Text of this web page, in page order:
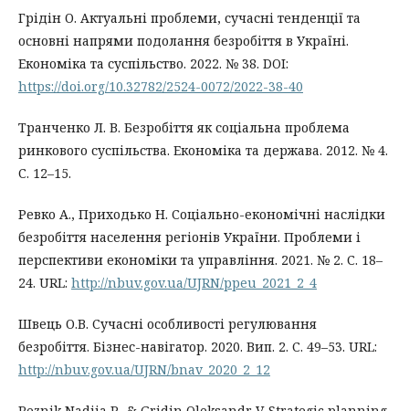
Грідін О. Актуальні проблеми, сучасні тенденції та
основні напрями подолання безробіття в Україні.
Економіка та суспільство. 2022. № 38. DOI:
https://doi.org/10.32782/2524-0072/2022-38-40
Транченко Л. В. Безробіття як соціальна проблема
ринкового суспільства. Економіка та держава. 2012. № 4.
С. 12–15.
Ревко А., Приходько Н. Соціально-економічні наслідки
безробіття населення регіонів України. Проблеми і
перспективи економіки та управління. 2021. № 2. С. 18–
24. URL: http://nbuv.gov.ua/UJRN/ppeu_2021_2_4
Швець О.В. Сучасні особливості регулювання
безробіття. Бізнес-навігатор. 2020. Вип. 2. С. 49–53. URL:
http://nbuv.gov.ua/UJRN/bnav_2020_2_12